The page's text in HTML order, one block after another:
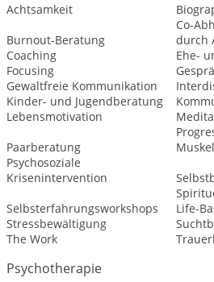
Achtsamkeit
Burnout-Beratung
Co-
durch
Coaching
Ehe-
Focusing
Gewaltfreie Kommunikation
Kinder- und Jugendberatung
Lebensmotivation
Paarberatung
Psychosoziale
Krisenintervention
Selbsterfahrungsworkshops
Life-
Stressbewältigung
The Work
Psychotherapie